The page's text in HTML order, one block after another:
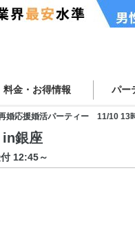
料金・お得情報 パー
婚応援婚活パーティー 11/10
銀座
12:45～